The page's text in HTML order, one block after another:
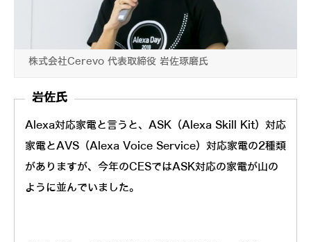
株式会社Cerevo 代表取締役 岩佐琢磨氏
岩佐氏
Alexa対応家電と言うと、ASK（Alexa Skill Kit）対応
家電とAVS（Alexa Voice Service）対応家電の2種類
がありますが、今年のCESではASK対応の家電が山の
ように並んでいました。